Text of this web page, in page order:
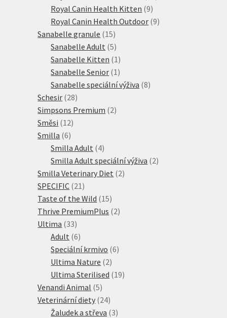
Royal Canin Health Kitten 99
produktů
Royal Canin Health Outdoor 99
Sanabelle granule 1515
produktů
Sanabelle Adult 55
produktů
Sanabelle Kitten 1 1
produkt
Sanabelle Senior 1 1
produkt
Sanabelle speciální výživa 88
Schesir 2828
produktů
Simpsons Premium 22
Směsi 1212
Smilla 66
produktů
Smilla Adult 44
produkty
Smilla Adult speciální výživa 22
Smilla Veterinary Diet 22
SPECIFIC 21 21
produktů
Taste of the Wild 1515
produktů
Thrive PremiumPlus 22
Ultima 3333
produktů
Adult 66
produktů
Speciální krmivo 66
Ultima Nature 22
produkty
Ultima Sterilised 1919
Venandi Animal 55
produktů
Veterinární diety 2424
produktů
Žaludek a střeva 33